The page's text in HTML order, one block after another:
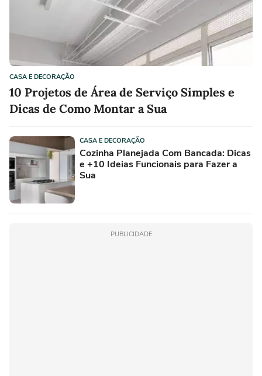
CASA E DECORAÇÃO
10 Projetos de Área de Serviço Simples e
Dicas de Como Montar a Sua
CASA E DECORAÇÃO
Cozinha Planejada Com Bancada: Dicas
e +10 Ideias Funcionais para Fazer a
Sua
PUBLICIDADE